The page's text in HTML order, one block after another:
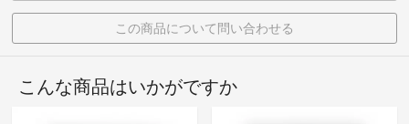
この商品について問い合わせる
こんな商品はいかがですか